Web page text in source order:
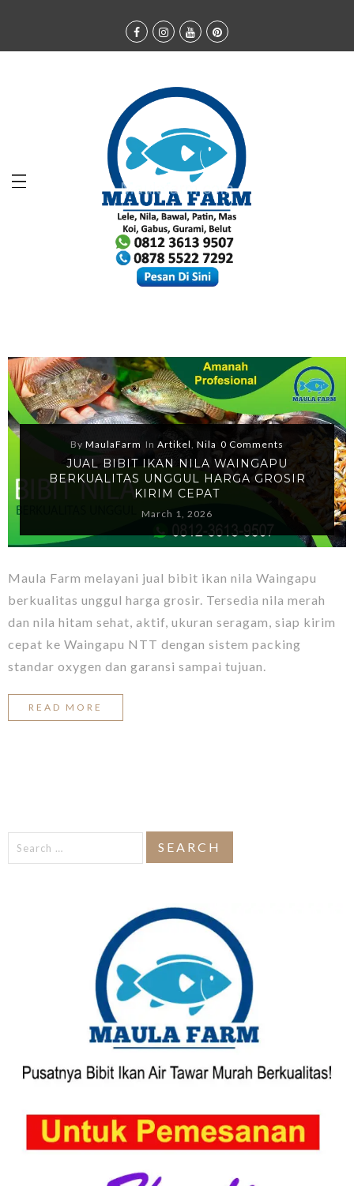
By MaulaFarm In Artikel, Nila 0 Comments
JUAL BIBIT IKAN NILA WAINGAPU
BERKUALITAS UNGGUL HARGA GROSIR
KIRIM CEPAT
March 1, 2026
Maula Farm melayani jual bibit ikan nila Waingapu
berkualitas unggul harga grosir. Tersedia nila merah
dan nila hitam sehat, aktif, ukuran seragam, siap kirim
cepat ke Waingapu NTT dengan sistem packing
standar oxygen dan garansi sampai tujuan.
READ MORE
Search
for: